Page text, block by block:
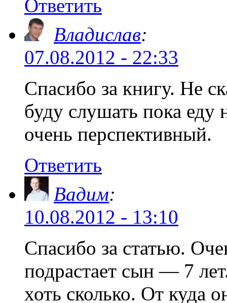
Ответить
Владислав:
07.08.2012 - 22:33
Спасибо за книгу. Не
буду слушать пока еду
очень перспективный.
Ответить
Вадим:
10.08.2012 - 13:10
Спасибо за статью.
подрастает сын — 7
хоть сколько. От куда